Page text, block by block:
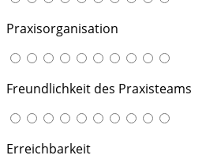
Praxisorganisation
Freundlichkeit des Praxisteams
Erreichbarkeit